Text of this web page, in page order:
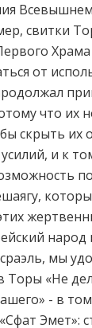
свитки
от
что их
скрыть их
и к
народ
мы
Торы «Не
- в
Эмет»: